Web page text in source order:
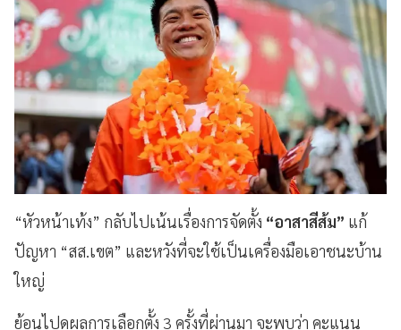
“หัวหน้าเท้ง” กลับไปเน้นเรื่องการจัดตั้ง “อาสาสีส้ม” แก้
ปัญหา “สส.เขต” และหวังที่จะใช้เป็นเครื่องมือเอาชนะบ้าน
ใหญ่
ย้อนไปดูผลการเลือกตั้ง 3 ครั้งที่ผ่านมา จะพบว่า คะแนน